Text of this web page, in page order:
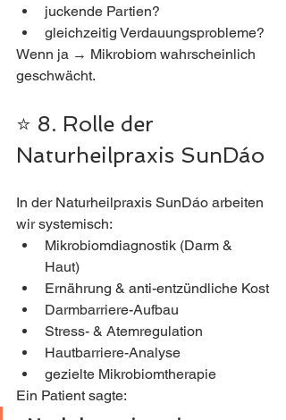
juckende Partien?
gleichzeitig Verdauungsprobleme?
Wenn ja → Mikrobiom wahrscheinlich
geschwächt.
⭐ 8. Rolle der
Naturheilpraxis SunDáo
In der Naturheilpraxis SunDáo arbeiten
wir systemisch:
Mikrobiomdiagnostik (Darm &
Haut)
Ernährung & anti-entzündliche Kost
Darmbarriere-Aufbau
Stress- & Atemregulation
Hautbarriere-Analyse
gezielte Mikrobiomtherapie
Ein Patient sagte: